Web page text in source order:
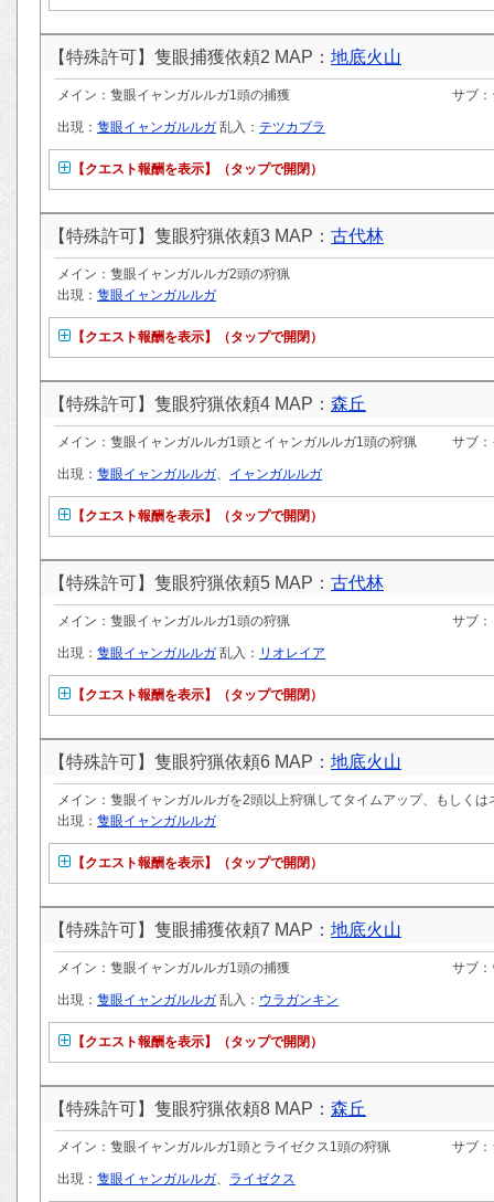
【特殊許可】隻眼捕獲依頼2 MAP： 地底火山
メイン：隻眼イャンガルルガ1頭の捕獲 サブ
出現： 隻眼イャンガルルガ 乱入： テツカブラ
【クエスト報酬を表示】（タップで開閉）
【特殊許可】隻眼狩猟依頼3 MAP： 古代林
メイン：隻眼イャンガルルガ2頭の狩猟
出現： 隻眼イャンガルルガ
【クエスト報酬を表示】（タップで開閉）
【特殊許可】隻眼狩猟依頼4 MAP： 森丘
メイン：隻眼イャンガルルガ1頭とイャンガルルガ1頭の狩猟 サブ
出現： 隻眼イャンガルルガ、 イャンガルルガ
【クエスト報酬を表示】（タップで開閉）
【特殊許可】隻眼狩猟依頼5 MAP： 古代林
メイン：隻眼イャンガルルガ1頭の狩猟 サブ
出現： 隻眼イャンガルルガ 乱入： リオレイア
【クエスト報酬を表示】（タップで開閉）
【特殊許可】隻眼狩猟依頼6 MAP： 地底火山
メイン：隻眼イャンガルルガを2頭以上狩猟してタイムアップ、もしくは
出現： 隻眼イャンガルルガ
【クエスト報酬を表示】（タップで開閉）
【特殊許可】隻眼捕獲依頼7 MAP： 地底火山
メイン：隻眼イャンガルルガ1頭の捕獲 サブ
出現： 隻眼イャンガルルガ 乱入： ウラガンキン
【クエスト報酬を表示】（タップで開閉）
【特殊許可】隻眼狩猟依頼8 MAP： 森丘
メイン：隻眼イャンガルルガ1頭とライゼクス1頭の狩猟 サブ
出現： 隻眼イャンガルルガ、 ライゼクス